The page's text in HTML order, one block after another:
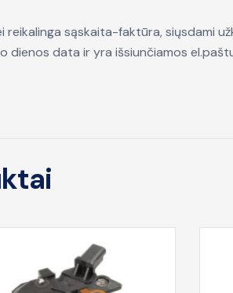
sąskaita-faktūra, siųsdami
dienos data ir yra išsiunčiamos